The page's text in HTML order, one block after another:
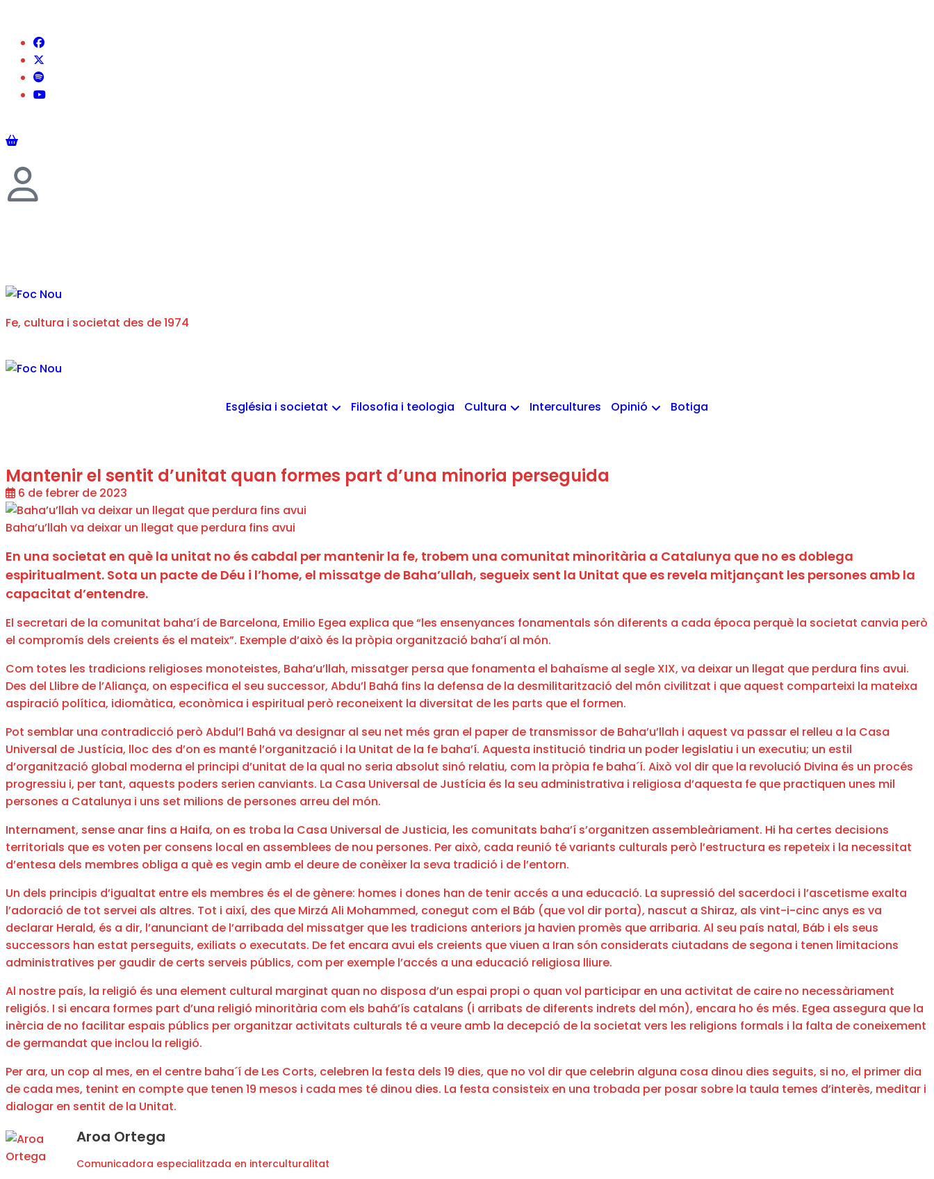
Fe, cultura i societat des de 1974
Església i societat Filosofia i teologia Cultura Intercultures Opinió Botiga
Mantenir el sentit d’unitat quan formes part d’una minoria perseguida
6 de febrer de 2023
Baha’u’llah va deixar un llegat que perdura fins avui
En una societat en què la unitat no és cabdal per mantenir la fe, trobem una comunitat minoritària a Catalunya que no es doblega
espiritualment. Sota un pacte de Déu i l’home, el missatge de Baha’ullah, segueix sent la Unitat que es revela mitjançant les persones amb la
capacitat d’entendre.
El secretari de la comunitat baha’í de Barcelona, Emilio Egea explica que “les ensenyances fonamentals són diferents a cada época perquè la societat canvia però
el compromís dels creients és el mateix”. Exemple d’això és la pròpia organització baha’í al món.
Com totes les tradicions religioses monoteistes, Baha’u’llah, missatger persa que fonamenta el bahaísme al segle XIX, va deixar un llegat que perdura fins avui.
Des del Llibre de l’Aliança, on especifica el seu successor, Abdu’l Bahá fins la defensa de la desmilitarització del món civilitzat i que aquest comparteixi la mateixa
aspiració política, idiomàtica, econòmica i espiritual però reconeixent la diversitat de les parts que el formen.
Pot semblar una contradicció però Abdul’l Bahá va designar al seu net més gran el paper de transmissor de Baha’u’llah i aquest va passar el relleu a la Casa
Universal de Justícia, lloc des d’on es manté l’organització i la Unitat de la fe baha’í. Aquesta institució tindria un poder legislatiu i un executiu; un estil
d’organització global moderna el principi d’unitat de la qual no seria absolut sinó relatiu, com la pròpia fe baha´í. Això vol dir que la revolució Divina és un procés
progressiu i, per tant, aquests poders serien canviants. La Casa Universal de Justícia és la seu administrativa i religiosa d’aquesta fe que practiquen unes mil
persones a Catalunya i uns set milions de persones arreu del món.
Internament, sense anar fins a Haifa, on es troba la Casa Universal de Justicia, les comunitats baha’í s’organitzen assembleàriament. Hi ha certes decisions
territorials que es voten per consens local en assemblees de nou persones. Per això, cada reunió té variants culturals però l’estructura es repeteix i la necessitat
d’entesa dels membres obliga a què es vegin amb el deure de conèixer la seva tradició i de l’entorn.
Un dels principis d’igualtat entre els membres és el de gènere: homes i dones han de tenir accés a una educació. La supressió del sacerdoci i l’ascetisme exalta
l’adoració de tot servei als altres. Tot i així, des que Mirzá Ali Mohammed, conegut com el Báb (que vol dir porta), nascut a Shiraz, als vint-i-cinc anys es va
declarar Herald, és a dir, l’anunciant de l’arribada del missatger que les tradicions anteriors ja havien promès que arribaria. Al seu país natal, Báb i els seus
successors han estat perseguits, exiliats o executats. De fet encara avui els creients que viuen a Iran són considerats ciutadans de segona i tenen limitacions
administratives per gaudir de certs serveis públics, com per exemple l’accés a una educació religiosa lliure.
Al nostre país, la religió és una element cultural marginat quan no disposa d’un espai propi o quan vol participar en una activitat de caire no necessàriament
religiós. I si encara formes part d’una religió minoritària com els bahá’ís catalans (i arribats de diferents indrets del món), encara ho és més. Egea assegura que la
inèrcia de no facilitar espais públics per organitzar activitats culturals té a veure amb la decepció de la societat vers les religions formals i la falta de coneixement
de germandat que inclou la religió.
Per ara, un cop al mes, en el centre baha´í de Les Corts, celebren la festa dels 19 dies, que no vol dir que celebrin alguna cosa dinou dies seguits, si no, el primer dia
de cada mes, tenint en compte que tenen 19 mesos i cada mes té dinou dies. La festa consisteix en una trobada per posar sobre la taula temes d’interès, meditar i
dialogar en sentit de la Unitat.
Aroa Ortega
Comunicadora especialitzada en interculturalitat